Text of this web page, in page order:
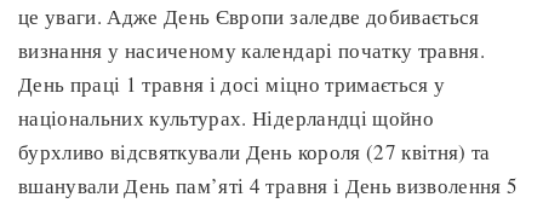
це уваги. Адже День Європи заледве добивається
визнання у насиченому календарі початку травня.
День праці 1 травня і досі міцно тримається у
національних культурах. Нідерландці щойно
бурхливо відсвяткували День короля (27 квітня) та
вшанували День пам’яті 4 травня і День визволення 5